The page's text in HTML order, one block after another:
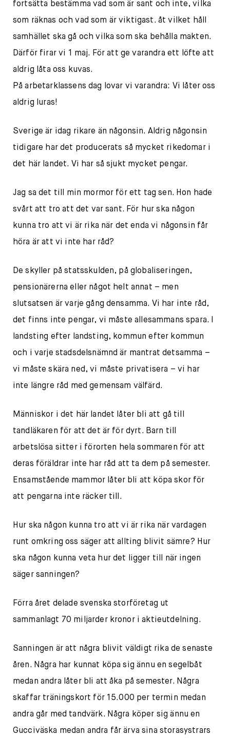
fortsätta bestämma vad som är sant och inte, vilka
som räknas och vad som är viktigast. åt vilket håll
samhället ska gå och vilka som ska behålla makten.
Därför firar vi 1 maj. För att ge varandra ett löfte att
aldrig låta oss kuvas.
På arbetarklassens dag lovar vi varandra: Vi låter oss
aldrig luras!
Sverige är idag rikare än någonsin. Aldrig någonsin
tidigare har det producerats så mycket rikedomar i
det här landet. Vi har så sjukt mycket pengar.
Jag sa det till min mormor för ett tag sen. Hon hade
svårt att tro att det var sant. För hur ska någon
kunna tro att vi är rika när det enda vi någonsin får
höra är att vi inte har råd?
De skyller på statsskulden, på globaliseringen,
pensionärerna eller något helt annat – men
slutsatsen är varje gång densamma. Vi har inte råd,
det finns inte pengar, vi måste allesammans spara. I
landsting efter landsting, kommun efter kommun
och i varje stadsdelsnämnd är mantrat detsamma –
vi måste skära ned, vi måste privatisera – vi har
inte längre råd med gemensam välfärd.
Människor i det här landet låter bli att gå till
tandläkaren för att det är för dyrt. Barn till
arbetslösa sitter i förorten hela sommaren för att
deras föräldrar inte har råd att ta dem på semester.
Ensamstående mammor låter bli att köpa skor för
att pengarna inte räcker till.
Hur ska någon kunna tro att vi är rika när vardagen
runt omkring oss säger att allting blivit sämre? Hur
ska någon kunna veta hur det ligger till när ingen
säger sanningen?
Förra året delade svenska storföretag ut
sammanlagt 70 miljarder kronor i aktieutdelning.
Sanningen är att några blivit väldigt rika de senaste
åren. Några har kunnat köpa sig ännu en segelbåt
medan andra låter bli att åka på semester. Några
skaffar träningskort för 15.000 per termin medan
andra går med tandvärk. Några köper sig ännu en
Gucciväska medan andra får ärva sina storasystrars